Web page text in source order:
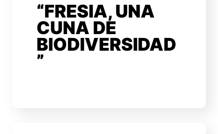
“FRESIA, UNA
CUNA DE
BIODIVERSIDAD
”